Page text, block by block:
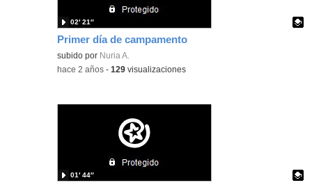
Primer día de campamento
Contenido educativo.
subido por Nuria A.
02′ 21″
-hace 2 años -129 visualizaciones
01′ 44″